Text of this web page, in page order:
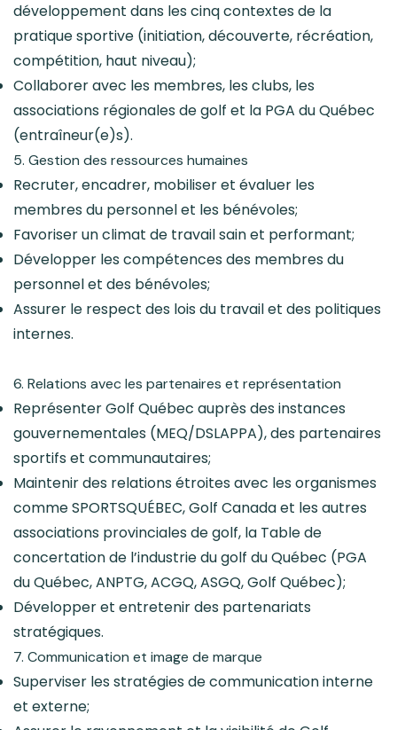
développement dans les cinq contextes de la
pratique sportive (initiation, découverte, récréation,
compétition, haut niveau);
Collaborer avec les membres, les clubs, les
associations régionales de golf et la PGA du Québec
(entraîneur(e)s).
5. Gestion des ressources humaines
Recruter, encadrer, mobiliser et évaluer les
membres du personnel et les bénévoles;
Favoriser un climat de travail sain et performant;
Développer les compétences des membres du
personnel et des bénévoles;
Assurer le respect des lois du travail et des politiques
internes.
6. Relations avec les partenaires et représentation
Représenter Golf Québec auprès des instances
gouvernementales (MEQ/DSLAPPA), des partenaires
sportifs et communautaires;
Maintenir des relations étroites avec les organismes
comme SPORTSQUÉBEC, Golf Canada et les autres
associations provinciales de golf, la Table de
concertation de l’industrie du golf du Québec (PGA
du Québec, ANPTG, ACGQ, ASGQ, Golf Québec);
Développer et entretenir des partenariats
stratégiques.
7. Communication et image de marque
Superviser les stratégies de communication interne
et externe;